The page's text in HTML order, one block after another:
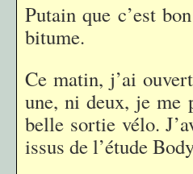
Putain que c’est
bitume.
Ce matin, j’ai
une, ni deux, je me
belle sortie vélo.
issus de l’étude